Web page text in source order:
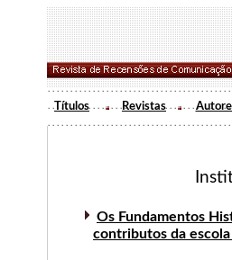
Títulos Revistas
Os Fundamentos
contributos da